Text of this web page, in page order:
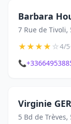
Barbara
7 Rue de Tivoli,
★★★★☆4/5
📞
Virginie
5 Bd de Trèves,